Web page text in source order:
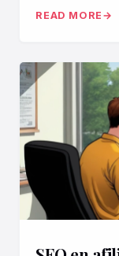
READ MORE